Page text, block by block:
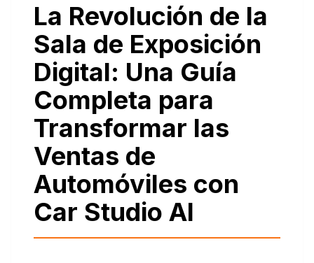
La Revolución de la
Sala de Exposición
Digital: Una Guía
Completa para
Transformar las
Ventas de
Automóviles con
Car Studio AI